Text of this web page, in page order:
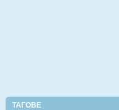
ТАГОВЕ